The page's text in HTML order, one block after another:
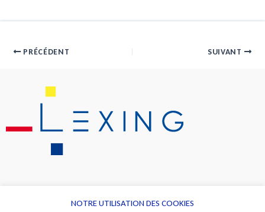
PRÉCÉDENT SUIVANT
NOTRE UTILISATION DES COOKIES